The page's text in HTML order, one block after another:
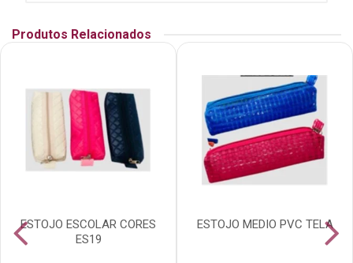
Produtos Relacionados
ESTOJO ESCOLAR CORES
ES19
ESTOJO MEDIO PVC TELA